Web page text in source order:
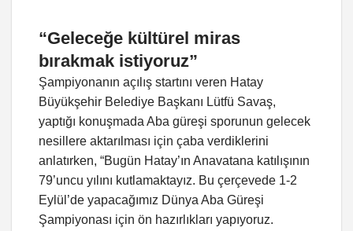
“Geleceğe kültürel miras
bırakmak istiyoruz”
Şampiyonanın açılış startını veren Hatay
Büyükşehir Belediye Başkanı Lütfü Savaş,
yaptığı konuşmada Aba güreşi sporunun gelecek
nesillere aktarılması için çaba verdiklerini
anlatırken, “Bugün Hatay’ın Anavatana katılışının
79’uncu yılını kutlamaktayız. Bu çerçevede 1-2
Eylül’de yapacağımız Dünya Aba Güreşi
Şampiyonası için ön hazırlıkları yapıyoruz.